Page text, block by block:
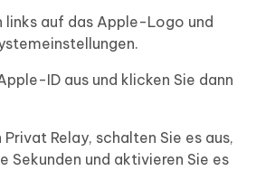
links auf das Apple-Logo und
ID aus und klicken Sie dann
Privat Relay, schalten Sie es aus,
Sekunden und aktivieren Sie es